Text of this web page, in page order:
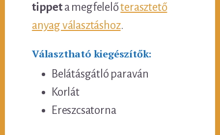
tippeta megfelelőterasztető
anyag választáshoz.
Választható kiegészítők:
Belátásgátló paraván
Korlát
Ereszcsatorna